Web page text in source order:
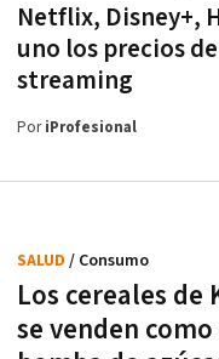
Netflix, Disney+,
uno los precios
streaming
PoriProfesional
Los cereales de
se venden
SALUD / Consumo